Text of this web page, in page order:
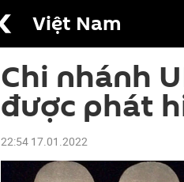
Việt Nam
Chi nhánh
được phát
22:54 17.01.2022